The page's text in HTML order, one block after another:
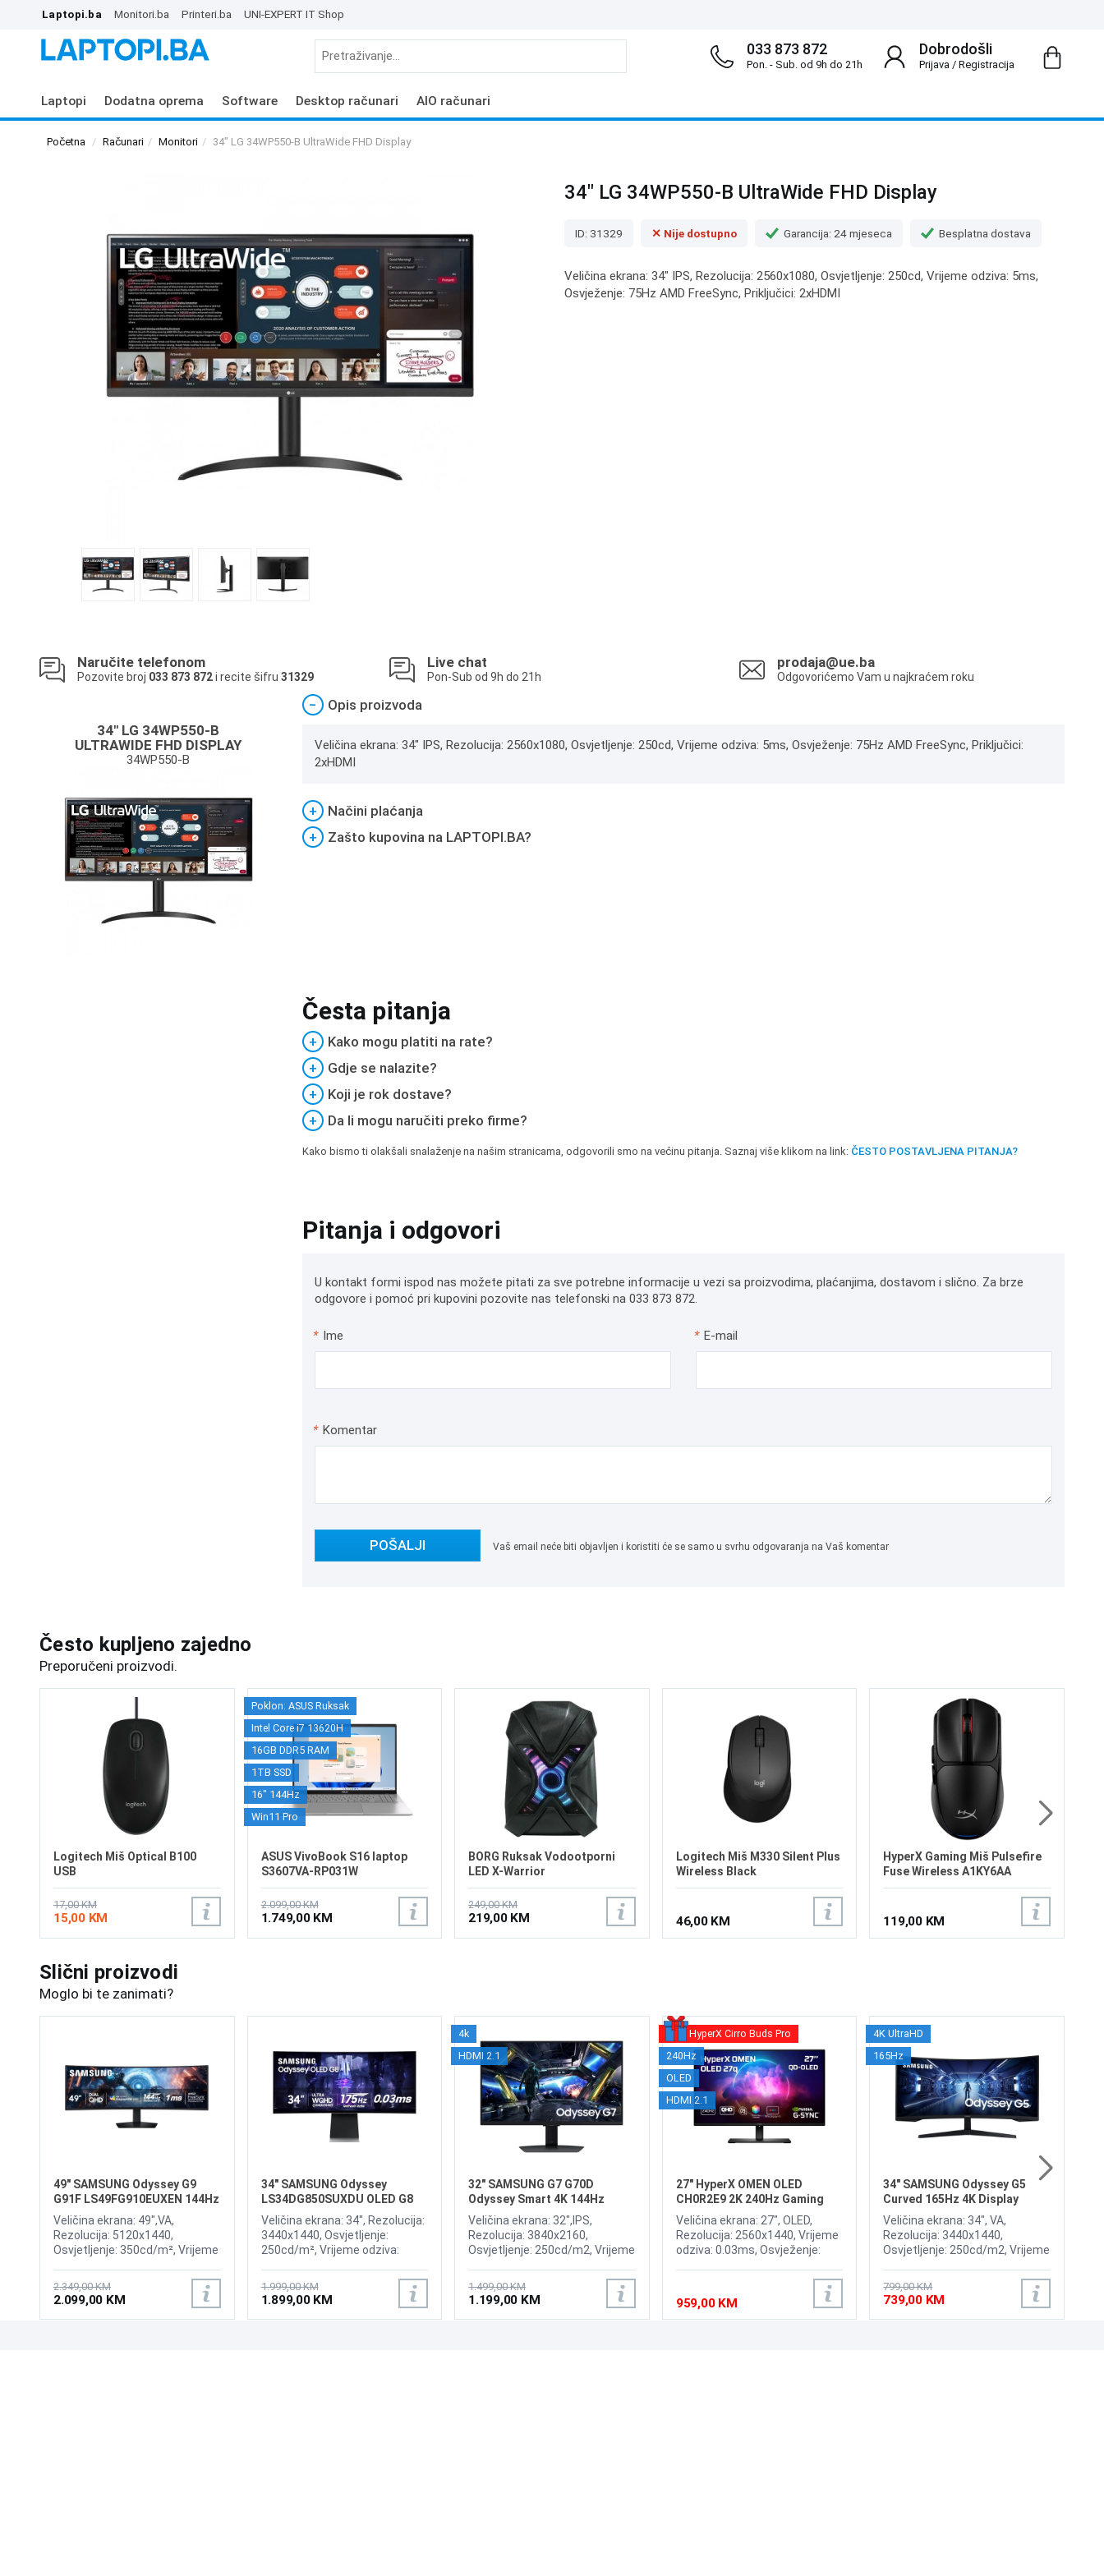
Laptopi.ba Monitori.ba Printeri.ba UNI-EXPERT IT Shop
Dobrodošli
Prijava/ Registracija
033 873 872
Pon. - Sub. od 9h do 21h
Laptopi Dodatna oprema Software Desktop računari AIO računari
Početna Računari Monitori 34" LG 34WP550-B UltraWide FHD Display
34" LG 34WP550-B UltraWide FHD Display
ID: 31329 ✕ Nije dostupno Garancija: 24 mjeseca Besplatna dostava
Veličina ekrana: 34" IPS, Rezolucija: 2560x1080, Osvjetljenje: 250cd, Vrijeme odziva: 5ms,
Osvježenje: 75Hz AMD FreeSync, Priključici: 2xHDMI
Naručite telefonom
Pozovite broj 033 873 872i recite šifru 31329
Live chat
Pon-Sub od 9h do 21h
prodaja@ue.ba
Odgovorićemo Vam u najkraćem roku
34" LG 34WP550-B
ULTRAWIDE FHD DISPLAY
34WP550-B
− Opis proizvoda
Veličina ekrana: 34" IPS, Rezolucija: 2560x1080, Osvjetljenje: 250cd, Vrijeme odziva: 5ms, Osvježenje: 75Hz AMD FreeSync, Priključici:
2xHDMI
+
Načini plaćanja
+
Zašto kupovina na LAPTOPI.BA?
Česta pitanja
+
Kako mogu platiti na rate?
+
Gdje se nalazite?
+
Koji je rok dostave?
+
Da li mogu naručiti preko firme?
Kako bismo ti olakšali snalaženje na našim stranicama, odgovorili smo na većinu pitanja. Saznaj više klikom na link: ČESTO POSTAVLJENA PITANJA?
Pitanja i odgovori
U kontakt formi ispod nas možete pitati za sve potrebne informacije u vezi sa proizvodima, plaćanjima, dostavom i slično. Za brze
odgovore i pomoć pri kupovini pozovite nas telefonski na 033 873 872.
* Ime * E-mail
* Komentar
POŠALJI Vaš email neće biti objavljen i koristiti će se samo u svrhu odgovaranja na Vaš komentar
Često kupljeno zajedno
Preporučeni proizvodi.
Logitech Miš Optical B100
USB
17,00 KM
15,00 KM
Poklon: ASUS Ruksak
Intel Core i7 13620H
16GB DDR5 RAM
1TB SSD
16" 144Hz
Win11 Pro
ASUS VivoBook S16 laptop
S3607VA-RP031W
2.099,00 KM
1.749,00 KM
BORG Ruksak Vodootporni
LED X-Warrior
249,00 KM
219,00 KM
Logitech Miš M330 Silent Plus
Wireless Black
46,00 KM
HyperX Gaming Miš Pulsefire
Fuse Wireless A1KY6AA
119,00 KM
Slični proizvodi
Moglo bi te zanimati?
49" SAMSUNG Odyssey G9
G91F LS49FG910EUXEN 144Hz
Gaming Curved Display
Veličina ekrana: 49",VA,
Rezolucija: 5120x1440,
Osvjetljenje: 350cd/m², Vrijeme
AMD FreeSync Premium Pro,
Priključci: 2xHDMI 2.1,
DisplayPort, 2xUSB 3.2, USB-B
2.349,00 KM
2.099,00 KM
34" SAMSUNG Odyssey
LS34DG850SUXDU OLED G8
175Hz Gaming Curved Display
Veličina ekrana: 34", Rezolucija:
3440x1440, Osvjetljenje:
250cd/m², Vrijeme odziva:
Wireless LAN, Bluetooth ,
Priključci: 2xHDMI, DisplayPort,
2xUSB 3.0, Zvučnici:Adaptive
1.999,00 KM
1.899,00 KM
4k
HDMI 2.1
32" SAMSUNG G7 G70D
Odyssey Smart 4K 144Hz
Display
Veličina ekrana: 32",IPS,
Rezolucija: 3840x2160,
Osvjetljenje: 250cd/m2, Vrijeme
Premium, Windows 11
compatible,OS: Tizen, Wireless,
Bluetooth, Priključci: 2xHDMI
1.499,00 KM
1.199,00 KM
HyperX Cirro Buds Pro
240Hz
OLED
HDMI 2.1
27" HyperX OMEN OLED
CH0R2E9 2K 240Hz Gaming
Display
Veličina ekrana: 27", OLED,
Rezolucija: 2560x1440, Vrijeme
odziva: 0.03ms, Osvježenje:
Brightness: 200nits, Adaptive
Sync, NVIDIA G-Sync, HyperX
OLED Core Protect, Priključci:
2xHDMI 2.1, DisplayPort 1.4
959,00 KM
4K UltraHD
165Hz
34" SAMSUNG Odyssey G5
Curved 165Hz 4K Display
LC34G55TWWPXEN
Veličina ekrana: 34", VA,
Rezolucija: 3440x1440,
Osvjetljenje: 250cd/m2, Vrijeme
Premium, Priključci: HDMI,
DisplayPort
799,00 KM
739,00 KM